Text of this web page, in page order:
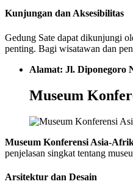
Kunjungan dan Aksesibilitas
Gedung Sate dapat dikunjungi
penting. Bagi wisatawan dan
Alamat: Jl. Diponegoro
Museum
Museum Konferensi Asia-
penjelasan singkat tentang
Arsitektur dan Desain